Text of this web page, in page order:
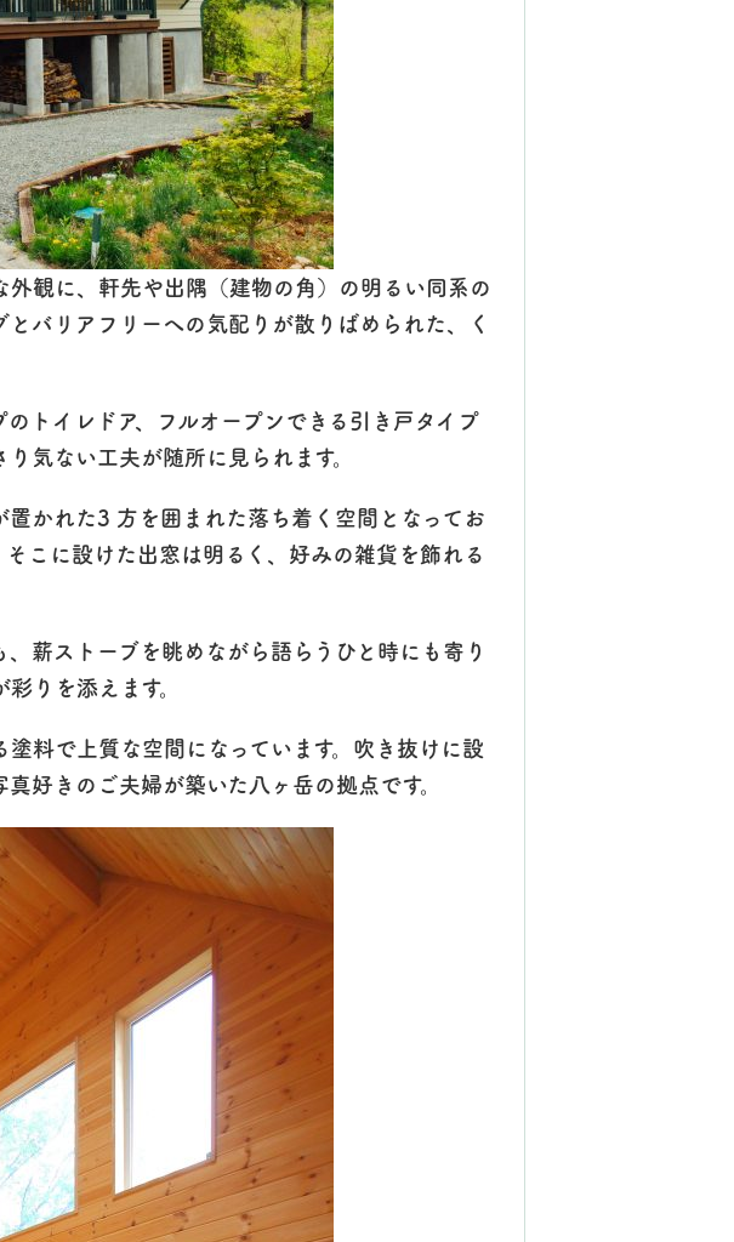
観に、軒先や出隅（建物の角）の明るい同系の
バリアフリーへの気配りが散りばめられた、く
トイレドア、フルオープンできる引き戸タイプ
気ない工夫が随所に見られます。
かれた3 方を囲まれた落ち着く空間となってお
こに設けた出窓は明るく、好みの雑貨を飾れる
薪ストーブを眺めながら語らうひと時にも寄り
りを添えます。
料で上質な空間になっています。吹き抜けに設
好きのご夫婦が築いた八ヶ岳の拠点です。